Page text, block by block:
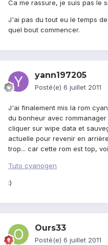
Ca me rassure, je suis pas le
J'ai pas du tout eu le temps
quel bout commencer.
yann197205
Posté(e) 6 juillet 2011
J'ai finalement mis la rom
du bonheur avec
cliquer sur wipe data et
actuelle pour revenir en
trop... car cette rom est top,
Tuto cyanogen
:)
Ours33
Posté(e) 6 juillet 2011